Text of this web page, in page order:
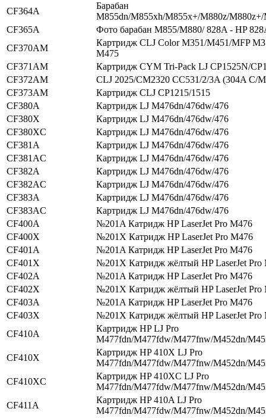
CF364A
Барабан
M855dn/M855xh/M855x+/M880z/
CF365A
Фото барабан M855/M880/ 828A - HP
CF370AM
Картридж CLJ Color M351/M451/MFP
M475
CF371AM
Картридж CYM Tri-Pack LJ CP1525N/
CF372AM
CLJ 2025/CM2320 CC531/2/3A (304A C/
CF373AM
Картридж CLJ CP1215/1515
CF380A
Картридж LJ M476dn/476dw/476
CF380X
Картридж LJ M476dn/476dw/476
CF380XC
Картридж LJ M476dn/476dw/476
CF381A
Картридж LJ M476dn/476dw/476
CF381AC
Картридж LJ M476dn/476dw/476
CF382A
Картридж LJ M476dn/476dw/476
CF382AC
Картридж LJ M476dn/476dw/476
CF383A
Картридж LJ M476dn/476dw/476
CF383AC
Картридж LJ M476dn/476dw/476
CF400A
№201A Катридж HP LaserJet Pro M476
CF400X
№201X Катридж HP LaserJet Pro M476
CF401A
№201A Катридж HP LaserJet Pro M476
CF401X
№201X Катридж жёлтый HP LaserJet Pro
CF402A
№201A Катридж HP LaserJet Pro M476
CF402X
№201X Катридж жёлтый HP LaserJet Pro
CF403A
№201A Катридж HP LaserJet Pro M476
CF403X
№201X Катридж жёлтый HP LaserJet Pro
CF410A
Картридж HP LJ Pro
M477fdn/M477fdw/M477fnw/M452dn/
CF410X
Картридж HP 410X LJ Pro
M477fdn/M477fdw/M477fnw/M452dn/
CF410XC
Картридж HP 410XC LJ Pro
M477fdn/M477fdw/M477fnw/M452dn/
CF411A
Картридж HP 410A LJ Pro
M477fdn/M477fdw/M477fnw/M452dn/